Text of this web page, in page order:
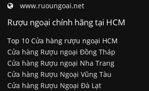
www.ruoungoai.net
Rượu ngoại chính hãng tại HCM
Top 10 Cửa hàng rượu ngoại HCM
Cửa hàng Rượu ngoại Đồng Tháp
Cửa hàng Rượu ngoại Nha Trang
Cửa hàng Rượu Ngoại Vũng Tàu
Cửa hàng Rượu Ngoại Đà Lạt